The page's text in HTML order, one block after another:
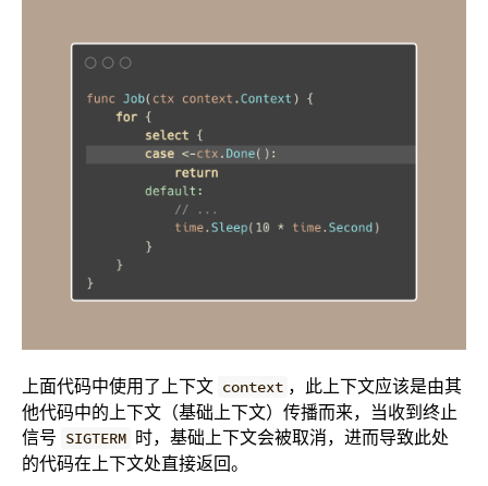
上面代码中使用了上下文 context ，此上下文应该是由其
他代码中的上下文（基础上下文）传播而来，当收到终止
信号 SIGTERM 时，基础上下文会被取消，进而导致此处
的代码在上下文处直接返回。